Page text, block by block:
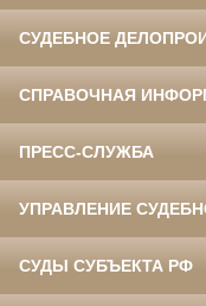
СУДЕБНОЕ
СПРАВОЧНАЯ
ПРЕСС-СЛУЖБА
УПРАВЛЕНИЕ
СУДЫ СУБЪЕКТА РФ